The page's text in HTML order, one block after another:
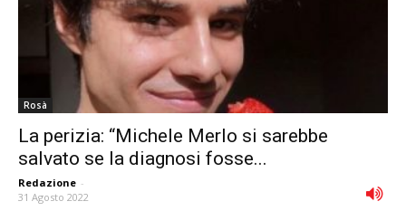
Rosà
La perizia: “Michele Merlo si sarebbe
salvato se la diagnosi fosse...
Redazione -
31 Agosto 2022